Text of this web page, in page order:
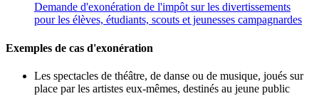
Demande d'exonération de l'impôt sur les divertissements
pour les élèves, étudiants, scouts et jeunesses campagnardes
Exemples de cas d'exonération
Les spectacles de théâtre, de danse ou de musique, joués sur
place par les artistes eux-mêmes, destinés au jeune public